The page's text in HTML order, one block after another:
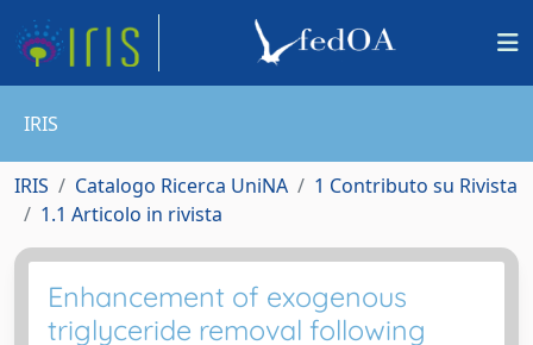
IRIS
IRIS Catalogo Ricerca UniNA
1 Contributo su Rivista
1.1 Articolo in rivista
Enhancement of exogenous
triglyceride removal following